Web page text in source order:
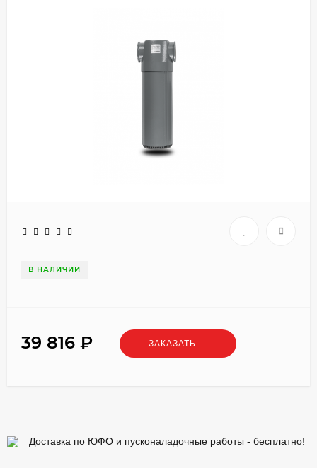
В НАЛИЧИИ
39 816 ЗАКАЗАТЬ
Доставка по ЮФО и пусконаладочные работы - бесплатно!